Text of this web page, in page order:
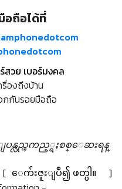
อถือได้ที่
สวย เบอร์มงคล
รื่องถึงบ้าน
กกันรอยมือถือ
ျပန္လည္ၾကည့္ရႈစစ္ေဆးရန္
[ ေက်းဇူးျပဳ၍ ဖတ္ပါ။
]